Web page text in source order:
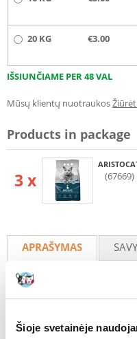
Šioje svetainėje
20 KG €3.00
IŠSIUNČIAME PER 48 VAL
Mūsų klientų nuotraukos
Products in package
3 x (67669)
APRAŠYMAS
Mineralinis kraikas visų
puikų efektyvumą ir drėgmės